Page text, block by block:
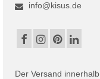
info@kisus.de
Der Versand